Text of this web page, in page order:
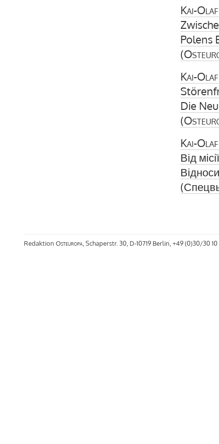
Kai-
Polens
(
Kai-
Die
(
Kai-
Від
Redaktion Osteuropa , Schaperstr. 30, D-10719 Berlin, +49 (0)30/30